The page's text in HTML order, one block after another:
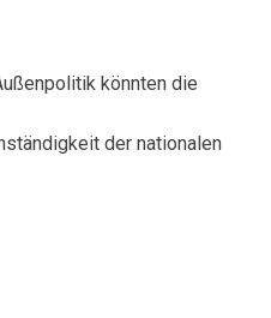
könnten die
der nationalen